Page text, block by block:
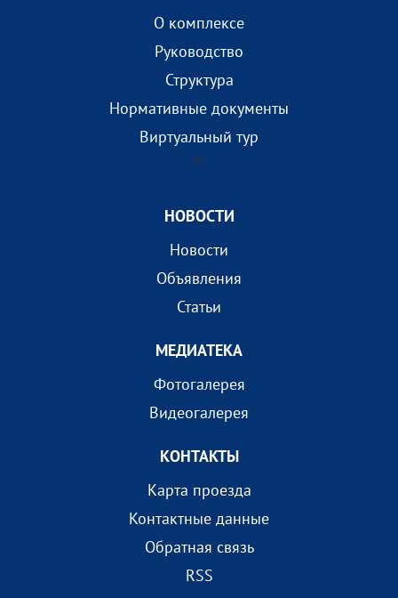
О комплексе
Руководство
Структура
Нормативные документы
Виртуальный тур
?>
НОВОСТИ
Новости
Объявления
Статьи
МEДИАТEКА
Фотогалерея
Видеогалерея
КОНТАКТЫ
Карта проезда
Контактные данные
Обратная связь
RSS